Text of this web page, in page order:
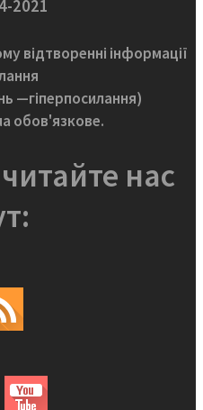
2021
відтворенні інформації
—гіперпосилання)
обов'язкове.
нас